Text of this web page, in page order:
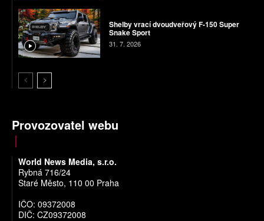
Shelby vrací dvoudveřový F-150 Super
Snake Sport
31. 7. 2026
Provozovatel webu
World News Media, s.r.o.
Rybná 716/24
Staré Město, 110 00 Praha
IČO: 09372008
DIČ: CZ09372008